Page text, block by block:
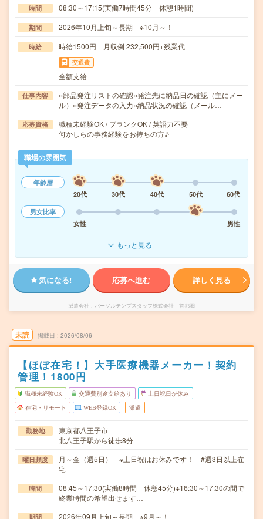
時間 08:30～17:15(実働7時間45分 休憩1時間)
期間 2026年10月上旬～長期 ※10月～！
時給 時給1500円 月収例 232,500円+残業代
交通費
全額支給
仕事内容
○部品発注リストの確認○発注先に納品日の確認（主にメー
ル）○発注データの入力○納品状況の確認（メール…
応募資格
職種未経験OK / ブランクOK / 英語力不要
何かしらの事務経験をお持ちの方♪
職場の雰囲気
年齢層
20代
30代 40代 50代
60代
男女比率
女性
男性
もっと見る
気になる! 応募へ進む 詳しく見る
派遣会社 パーソルテンプスタッフ株式会社 首都圏
未読 掲載日 2026/08/06
【ほぼ在宅！】大手医療機器メーカー！契約
管理！1800円
職種未経験OK 交通費別途支給あり 土日祝日が休み
在宅・リモート WEB登録OK 派遣
勤務地
東京都八王子市
北八王子駅から徒歩8分
曜日頻度
月～金（週5日） ※土日祝はお休みです！ #週3日以上在
宅
時間
08:45～17:30(実働8時間 休憩45分)※16:30～17:30の間で
終業時間の希望出せます…
期間 2026年09月上旬～長期 ※9月～！